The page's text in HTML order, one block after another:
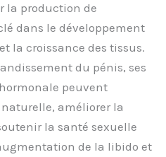
la production de
dans le développement
la croissance des tissus.
du pénis, ses
peuvent
améliorer la
la santé sexuelle
de la libido et